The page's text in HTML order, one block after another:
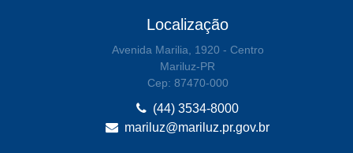
Localização
Avenida Marilia, 1920 - Centro
Mariluz-PR
Cep: 87470-000
(44) 3534-8000
mariluz@mariluz.pr.gov.br